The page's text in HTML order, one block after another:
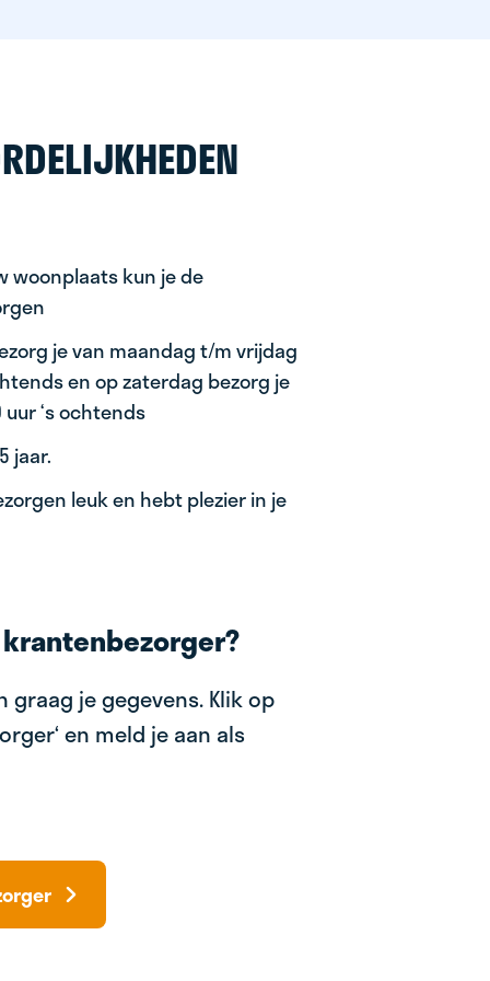
woonplaats kun je de
je van maandag t/m vrijdag
en op zaterdag bezorg je
‘s ochtends
jaar.
leuk en hebt plezier in je
graag je gegevens. Klik op
en meld je aan als